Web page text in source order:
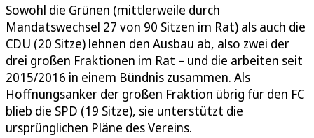
Sowohl die Grünen (mittlerweile durch
Mandatswechsel 27 von 90 Sitzen im Rat) als auch die
CDU (20 Sitze) lehnen den Ausbau ab, also zwei der
drei großen Fraktionen im Rat – und die arbeiten seit
2015/2016 in einem Bündnis zusammen. Als
Hoffnungsanker der großen Fraktion übrig für den FC
blieb die SPD (19 Sitze), sie unterstützt die
ursprünglichen Pläne des Vereins.